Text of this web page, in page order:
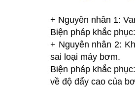
+ Nguyên nhân 1:
Biện pháp khắc
+ Nguyên nhân 2:
sai loại máy bơm.
Biện pháp khắc
về độ đẩy cao của